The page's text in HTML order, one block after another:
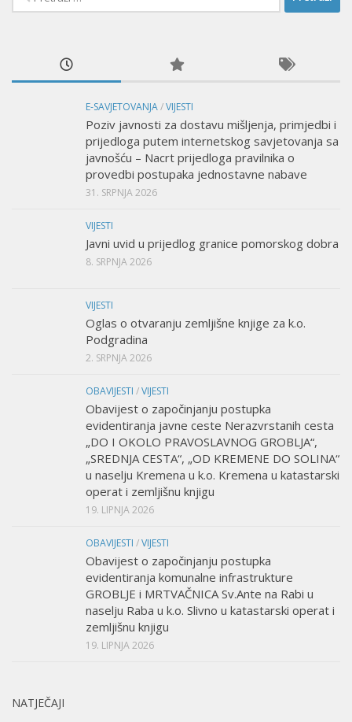
E-SAVJETOVANJA/VIJESTI
Poziv javnosti za dostavu mišljenja, primjedbi i
prijedloga putem internetskog savjetovanja sa
javnošću – Nacrt prijedloga pravilnika o
provedbi postupaka jednostavne nabave
31. SRPNJA 2026
VIJESTI
Javni uvid u prijedlog granice pomorskog dobra
8. SRPNJA 2026
VIJESTI
Oglas o otvaranju zemljišne knjige za k.o.
Podgradina
2. SRPNJA 2026
OBAVIJESTI /VIJESTI
Obavijest o započinjanju postupka
evidentiranja javne ceste Nerazvrstanih cesta
„DO I OKOLO PRAVOSLAVNOG GROBLJA“,
„SREDNJA CESTA“, „OD KREMENE DO SOLINA“
u naselju Kremena u k.o. Kremena u katastarski
operat i zemljišnu knjigu
19. LIPNJA 2026
OBAVIJESTI /VIJESTI
Obavijest o započinjanju postupka
evidentiranja komunalne infrastrukture
GROBLJE i MRTVAČNICA Sv.Ante na Rabi u
naselju Raba u k.o. Slivno u katastarski operat i
zemljišnu knjigu
19. LIPNJA 2026
NATJEČAJI